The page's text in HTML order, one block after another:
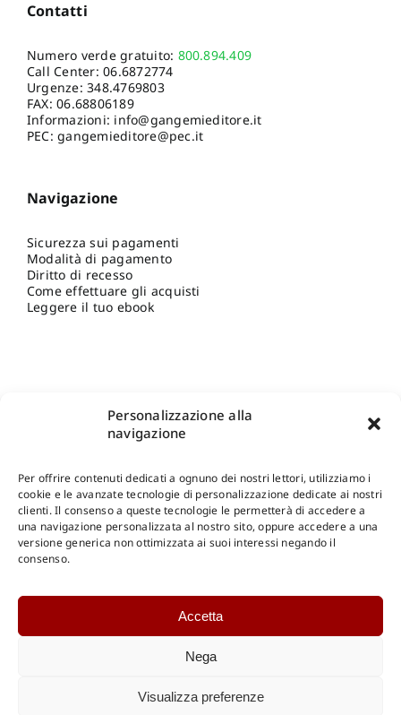
Personalizzazione alla
navigazione
Per offrire contenuti dedicati a ognuno dei nostri lettori, utilizziamo i
cookie e le avanzate tecnologie di personalizzazione dedicate ai nostri
clienti. Il consenso a queste tecnologie le permetterà di accedere a
una navigazione personalizzata al nostro sito, oppure accedere a una
versione generica non ottimizzata ai suoi interessi negando il
consenso.
Accetta
Nega
Visualizza preferenze
Contatti
Numero verde gratuito: 800.894.409
Call Center:06.6872774
Urgenze:348.4769803
FAX: 06.68806189
Informazioni: info@gangemieditore.it
PEC: gangemieditore@pec.it
Navigazione
Sicurezza sui pagamenti
Modalità di pagamento
Diritto di recesso
Come effettuare gli acquisti
Leggere il tuo ebook
Shop Gangemi Editore-Pagamenti Sicuri e anche Rateali
Catalogo Online
Catalogo Internazionale
DOWNLOAD
Catalogo Internazionale